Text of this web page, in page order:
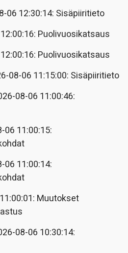
06 12:30:14: Sisäpiiritieto
Puolivuosikatsaus
Puolivuosikatsaus
08-06 11:15:00: Sisäpiiritieto
08-06 11:00:46:
06 11:00:15:
06 11:00:14:
Muutokset
08-06 10:30:14: